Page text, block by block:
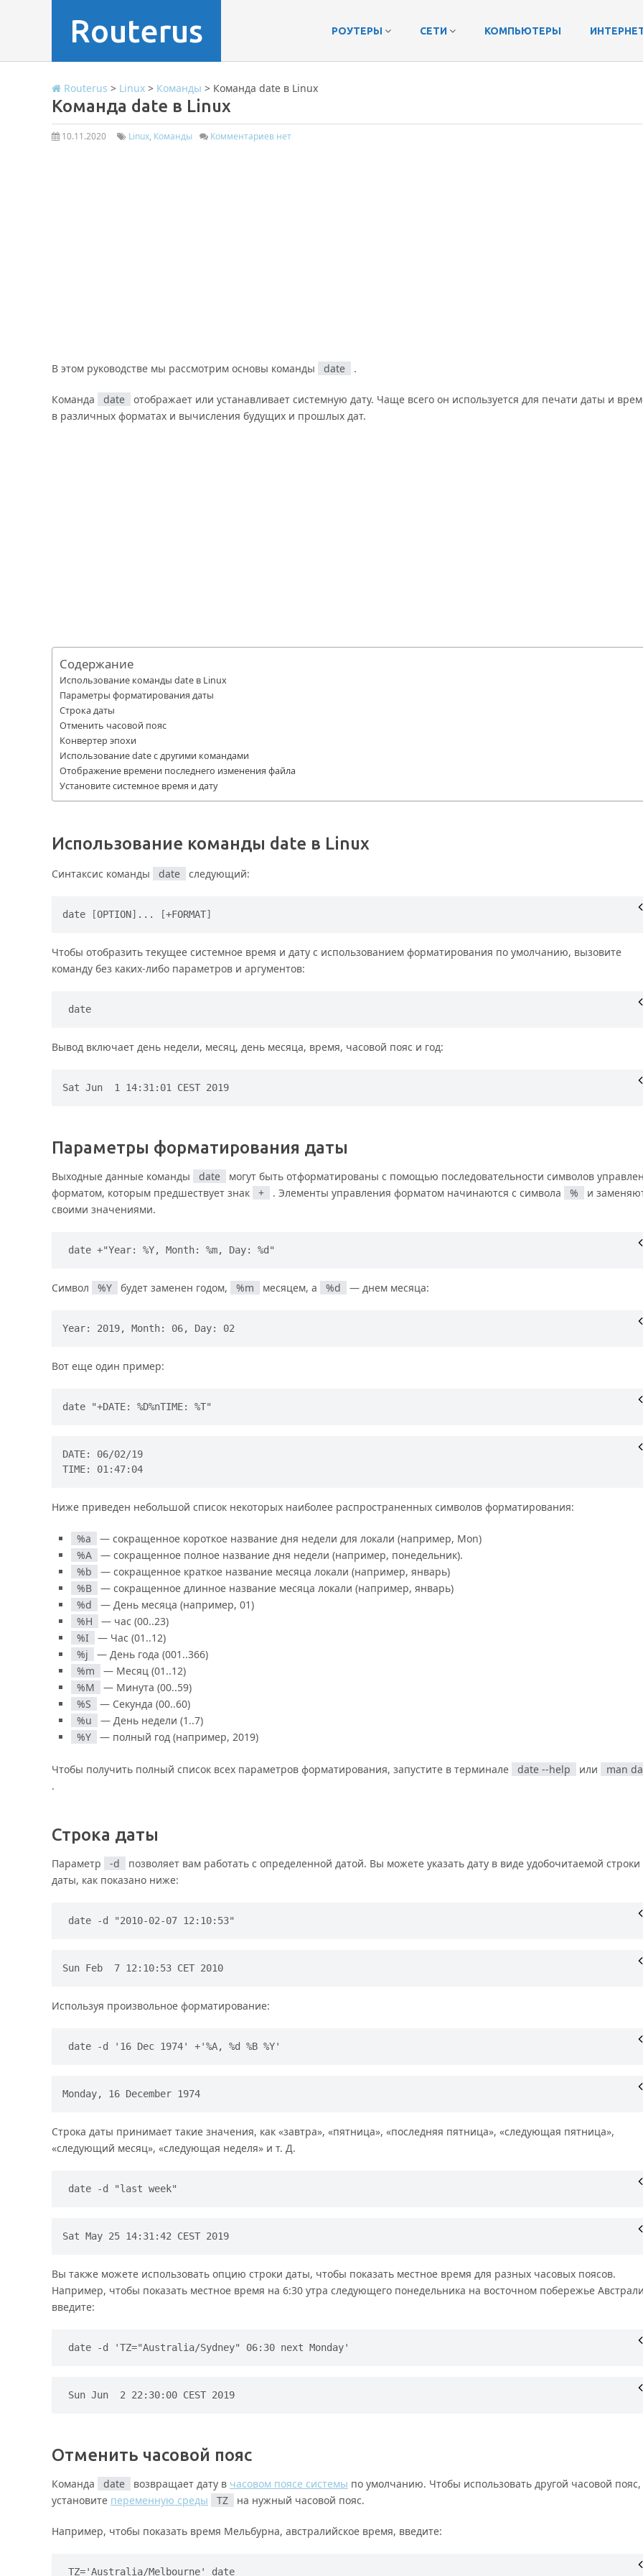
Routerus РОУТЕРЫ СЕТИ КОМПЬЮТЕРЫ
Routerus > Linux > Команды > Команда date в Linux
Команда date в Linux
10.11.2020 Linux, Команды Комментариев нет
В этом руководстве мы рассмотрим основы команды date .
Команда date
отображает или устанавливает системную дату. Чаще всего он используется для печати даты и
в различных форматах и вычисления будущих и прошлых дат.
Содержание
Использование команды date в Linux
Параметры форматирования даты
Строка даты
Отменить часовой пояс
Конвертер эпохи
Использование date с другими командами
Отображение времени последнего изменения файла
Установите системное время и дату
Использование команды date в Linux
Синтаксис команды date следующий:
date [OPTION] ... [+FORMAT]
Чтобы отобразить текущее системное время и дату с использованием форматирования по умолчанию, вызовите
команду без каких-либо параметров и аргументов:
date
Вывод включает день недели, месяц, день месяца, время, часовой пояс и год:
Параметры форматирования даты
Выходные данные команды date
могут быть отформатированы с помощью последовательности символов
форматом, которым предшествует знак
+ . Элементы управления форматом начинаются с символа %
и
своими значениями.
date +"Year: %Y, Month: %m, Day: %d"
Символ %Y будет заменен годом, %m месяцем, а %d — днем месяца:
Вот еще один пример:
DATE: 06/02/19
Ниже приведен небольшой список некоторых наиболее распространенных символов форматирования:
%a
— сокращенное короткое название дня недели для локали (например, Mon)
%A
— сокращенное полное название дня недели (например, понедельник).
%b
— сокращенное краткое название месяца локали (например, январь)
%B
— сокращенное длинное название месяца локали (например, январь)
%d
— День месяца (например, 01)
%H
— час (00..23)
%I
— Час (01..12)
%j
— День года (001..366)
%m
— Месяц (01..12)
%M
— Минута (00..59)
%S
— Секунда (00..60)
%u
— День недели (1..7)
%Y
— полный год (например, 2019)
Чтобы получить полный список всех параметров форматирования, запустите в терминале date --help или
man
.
Строка даты
Параметр -d
позволяет вам работать с определенной датой. Вы можете указать дату в виде удобочитаемой строки
даты, как показано ниже:
date -d "2010-02-07 12:10:53"
Используя произвольное форматирование:
date -d '16 Dec 1974' +'%A, %d %B %Y'
Строка даты принимает такие значения, как «завтра», «пятница», «последняя пятница», «следующая пятница»,
«следующий месяц», «следующая неделя» и т. Д.
date -d "last week"
Вы также можете использовать опцию строки даты, чтобы показать местное время для разных часовых поясов.
Например, чтобы показать местное время на 6:30 утра следующего понедельника на восточном побережье
введите:
date -d 'TZ="Australia/Sydney" 06:30 next Monday'
Sun Jun  2 22:30:00 CEST 2019
Отменить часовой пояс
Команда date возвращает дату в часовом поясе системы по умолчанию. Чтобы использовать другой часовой пояс,
установите переменную среды TZ на нужный часовой пояс.
Например, чтобы показать время Мельбурна, австралийское время, введите:
TZ='Australia/Melbourne' date